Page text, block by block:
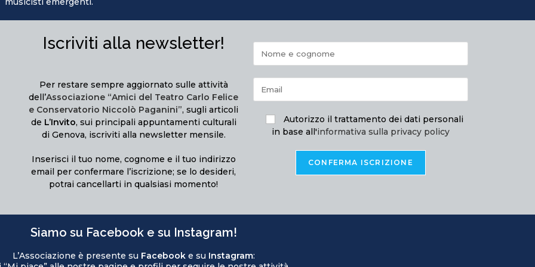
Iscriviti alla newsletter!
Per restare sempre aggiornato sulle attività
dell’Associazione “Amici del Teatro Carlo Felice
e Conservatorio Niccolò Paganini”, sugli articoli
de L’Invito, sui principali appuntamenti culturali
di Genova, iscriviti alla newsletter mensile.
Inserisci il tuo nome, cognome e il tuo indirizzo
email per confermare l’iscrizione; se lo desideri,
potrai cancellarti in qualsiasi momento!
Autorizzo il trattamento dei dati personali
in base all'informativa sulla privacy policy
Siamo su Facebook e su Instagram!
L’Associazione è presente su Facebook e su Instagram: